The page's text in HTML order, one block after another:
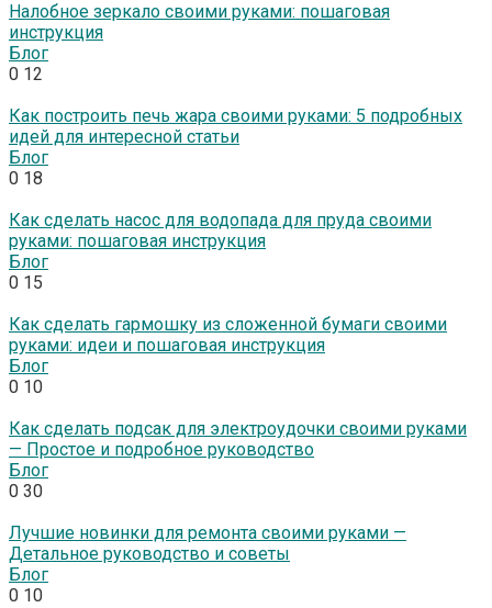
Налобное зеркало своими руками: пошаговая
инструкция
Блог
0 12
Как построить печь жара своими руками: 5 подробных
идей для интересной статьи
Блог
0 18
Как сделать насос для водопада для пруда своими
руками: пошаговая инструкция
Блог
0 15
Как сделать гармошку из сложенной бумаги своими
руками: идеи и пошаговая инструкция
Блог
0 10
Как сделать подсак для электроудочки своими руками
— Простое и подробное руководство
Блог
0 30
Лучшие новинки для ремонта своими руками —
Детальное руководство и советы
Блог
0 10